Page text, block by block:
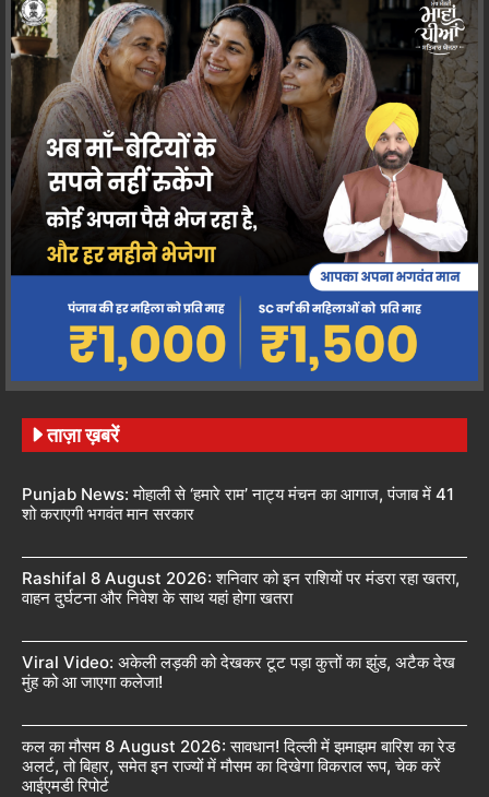
ताज़ा ख़बरें
Punjab News: मोहाली से ‘हमारे राम’ नाट्य मंचन का आगाज, पंजाब में 41
शो कराएगी भगवंत मान सरकार
Rashifal 8 August 2026: शनिवार को इन राशियों पर मंडरा रहा खतरा,
वाहन दुर्घटना और निवेश के साथ यहां होगा खतरा
Viral Video: अकेली लड़की को देखकर टूट पड़ा कुत्तों का झुंड, अटैक देख
मुंह को आ जाएगा कलेजा!
कल का मौसम 8 August 2026: सावधान! दिल्ली में झमाझम बारिश का रेड
अलर्ट, तो बिहार, समेत इन राज्यों में मौसम का दिखेगा विकराल रूप, चेक करें
आईएमडी रिपोर्ट